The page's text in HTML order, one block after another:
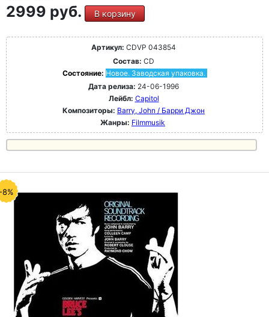
2999 руб. В корзину
Артикул: CDVP 043854
Состав: CD
Состояние: Новое. Заводская упаковка.
Дата релиза: 24-06-1996
Лейбл: Capitol
Композиторы: Barry, John / Барри Джон
Жанры: Filmmusik
8%